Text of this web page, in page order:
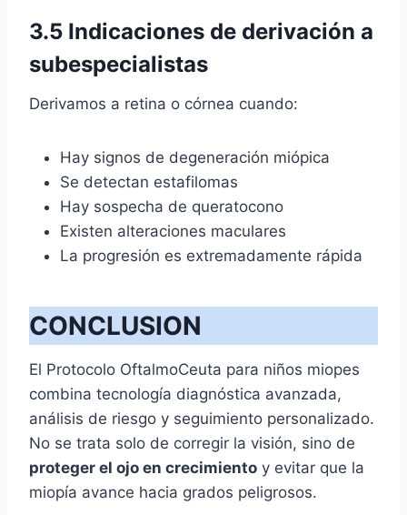
3.5 Indicaciones de derivación a
subespecialistas
Derivamos a retina o córnea cuando:
Hay signos de degeneración miópica
Se detectan estafilomas
Hay sospecha de queratocono
Existen alteraciones maculares
La progresión es extremadamente rápida
CONCLUSION
El Protocolo OftalmoCeuta para niños miopes
combina tecnología diagnóstica avanzada,
análisis de riesgo y seguimiento personalizado.
No se trata solo de corregir la visión, sino de
proteger el ojo en crecimiento y evitar que la
miopía avance hacia grados peligrosos.